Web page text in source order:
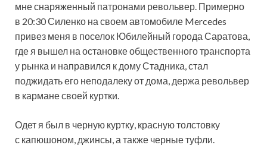
мне снаряженный патронами револьвер. Примерно
в 20:30 Силенко на своем автомобиле Mercedes
привез меня в поселок Юбилейный города Саратова,
где я вышел на остановке общественного транспорта
у рынка и направился к дому Стадника, стал
поджидать его неподалеку от дома, держа револьвер
в кармане своей куртки.
Одет я был в черную куртку, красную толстовку
с капюшоном, джинсы, а также черные туфли.